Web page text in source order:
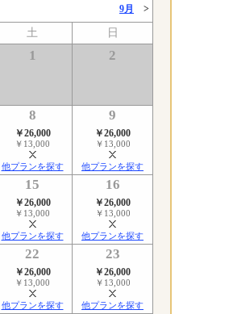
9月 >
土 日
1 2
8
￥26,000
￥13,000
他プランを探す
9
￥26,000
￥13,000
他プランを探す
15
￥26,000
￥13,000
他プランを探す
16
￥26,000
￥13,000
他プランを探す
22
￥26,000
￥13,000
他プランを探す
23
￥26,000
￥13,000
他プランを探す